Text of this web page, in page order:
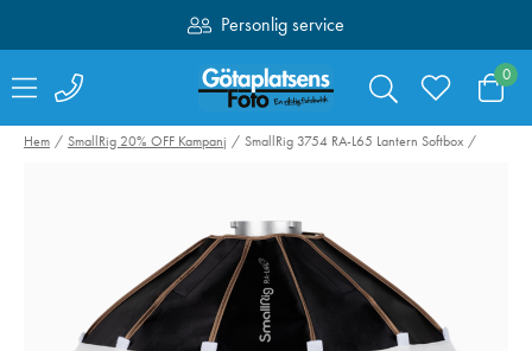
Personlig service
Fri frakt över 1000:-
0
Hem SmallRig 20% OFF Kampanj SmallRig 3754 RA-L65 Lantern Softbox